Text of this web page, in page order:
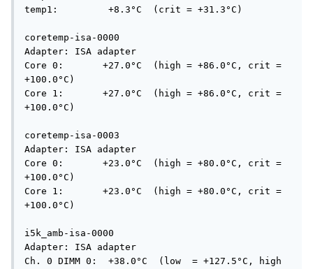
temp1:         +8.3°C  (crit = +31.3°C)
coretemp-isa-0000
Adapter: ISA adapter
Core 0:       +27.0°C  (high = +86.0°C, crit =
+100.0°C)
Core 1:       +27.0°C  (high = +86.0°C, crit =
+100.0°C)
coretemp-isa-0003
Adapter: ISA adapter
Core 0:       +23.0°C  (high = +80.0°C, crit =
+100.0°C)
Core 1:       +23.0°C  (high = +80.0°C, crit =
+100.0°C)
i5k_amb-isa-0000
Adapter: ISA adapter
Ch. 0 DIMM 0:  +38.0°C  (low  = +127.5°C, high